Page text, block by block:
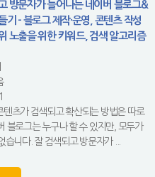
방문자가 늘어나는 네이버 블로그&
기 - 블로그 제작·운영, 콘텐츠 작성
노출을 위한 키워드, 검색 알고리즘
텐츠가 검색되고 확산되는 방법은 따로
블로그는 누구나 할 수 있지만, 모두가
습니다. 잘 검색되고 방문자가 ...